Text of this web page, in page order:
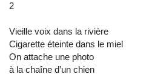
2
Vieille voix dans la rivière
Cigarette éteinte dans le miel
On attache une photo
à la chaîne d’un chien